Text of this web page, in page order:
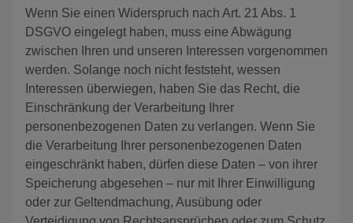
Wenn Sie einen Widerspruch nach Art. 21 Abs. 1
DSGVO eingelegt haben, muss eine Abwägung
zwischen Ihren und unseren Interessen vorgenommen
werden. Solange noch nicht feststeht, wessen
Interessen überwiegen, haben Sie das Recht, die
Einschränkung der Verarbeitung Ihrer
personenbezogenen Daten zu verlangen. Wenn Sie
die Verarbeitung Ihrer personenbezogenen Daten
eingeschränkt haben, dürfen diese Daten – von ihrer
Speicherung abgesehen – nur mit Ihrer Einwilligung
oder zur Geltendmachung, Ausübung oder